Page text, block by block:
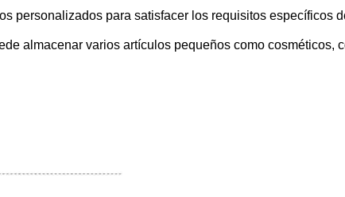
personalizados para satisfacer los requisitos específicos
almacenar varios artículos pequeños como cosméticos,